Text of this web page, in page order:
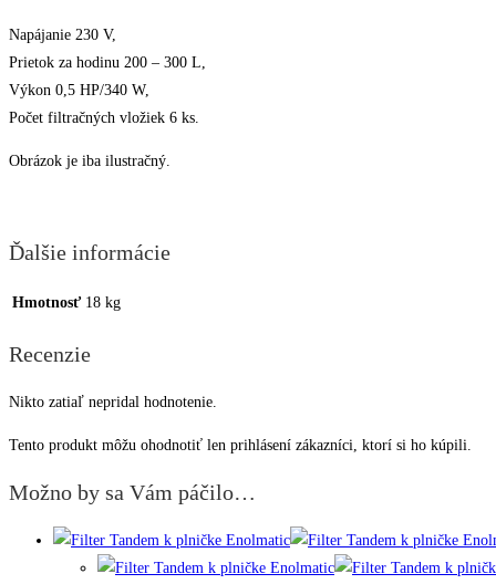
Napájanie 230 V,
Prietok za hodinu 200 – 300 L,
Výkon 0,5 HP/340 W,
Počet filtračných vložiek 6 ks.
Obrázok je iba ilustračný.
Ďalšie informácie
Hmotnosť 18 kg
Recenzie
Nikto zatiaľ nepridal hodnotenie.
Tento produkt môžu ohodnotiť len prihlásení zákazníci, ktorí si ho kúpili.
Možno by sa Vám páčilo…